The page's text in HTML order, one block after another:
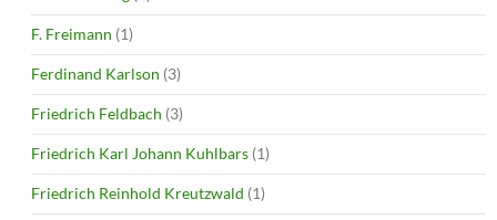
F. Freimann (1)
Ferdinand Karlson (3)
Friedrich Feldbach (3)
Friedrich Karl Johann Kuhlbars (1)
Friedrich Reinhold Kreutzwald (1)